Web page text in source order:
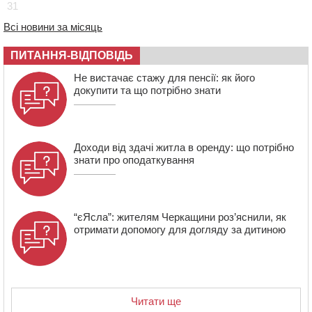
16:40 У Черкасах провели в останню путь двох
загиблих воїнів
16:07 До 1 вересня у Черкасах оновлюють дорожню
розмітку біля навчальних закладів (ФОТОФАКТ)
15:39 На честь загиблого захисника і чемпіона світу в
Черкасах відкрили спортивно-реабілітаційний центр
31
Всі новини за місяць
ПИТАННЯ-ВІДПОВІДЬ
Не вистачає стажу для пенсії: як його
докупити та що потрібно знати
Доходи від здачі житла в оренду: що потрібно
знати про оподаткування
“єЯсла”: жителям Черкащини роз’яснили, як
отримати допомогу для догляду за дитиною
Читати ще